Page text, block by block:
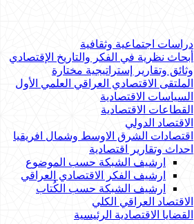
دراسات اجتماعية وثقافية
أبحاث نظرية في الفكر والتاريخ الإقتصادي
وثائق وتقارير إستراتيجية مختارة
الملتقى الاقتصادي العراقي العلمي الأول
السياسات الاقتصادية
القطاعات الاقتصادية
الاقتصاد الدولي
اقتصادات الشرق الاوسط وشمال افريقيا
احداث وتقارير اقتصادية
ارشيف الشبكة حسب الموضوع
ارشيف الفكر الاقتصادي العراقي
ارشيف الشبكة حسب الكُتاب
الاقتصاد العراقي الكلي
القضايا الاقتصادية الرئيسية